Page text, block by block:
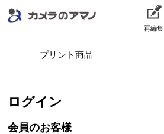
再編集
プリント商品
ログイン
会員のお客様